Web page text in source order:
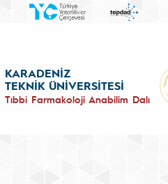
KARADENİZ
TEKNİK ÜNİVERSİTESİ
Tıbbi Farmakoloji Anabilim Dalı